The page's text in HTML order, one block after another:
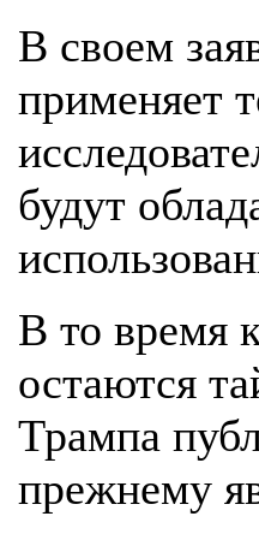
В своем
применяет
будут
В то время
остаются
Трампа
прежнему